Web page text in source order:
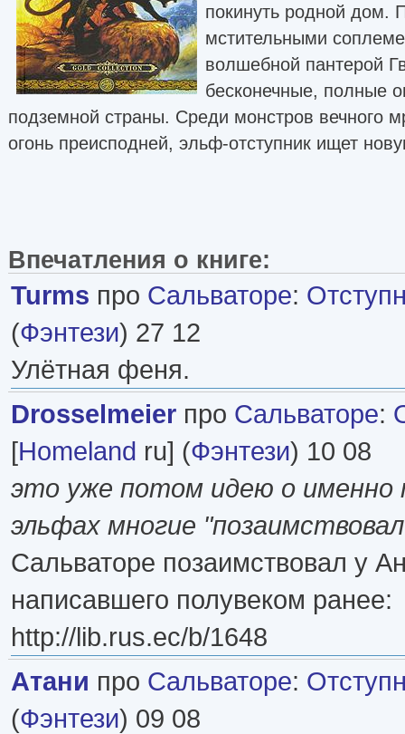
покинуть родной дом.
мстительными
волшебной пантерой
бесконечные, полные
подземной страны. Среди монстров вечного
огонь преисподней, эльф-отступник ищет
Впечатления о книге:
Turms про Сальваторе:
(Фэнтези) 27 12
Улётная феня.
Drosselmeier про Сальваторе:
[Homeland ru] (Фэнтези) 10 08
это уже потом идею о
эльфах многие
Сальваторе позаимствовал у
написавшего полувеком ранее:
http://lib.rus.ec/b/1648
Атани про Сальваторе:
(Фэнтези) 09 08